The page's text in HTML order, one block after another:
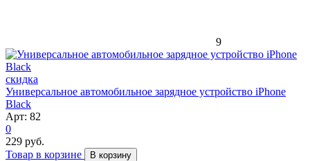
9
скидка
Универсальное автомобильное зарядное устройство iPhone
Black
Арт: 82
0
229 руб.
Товар в корзине
В корзину